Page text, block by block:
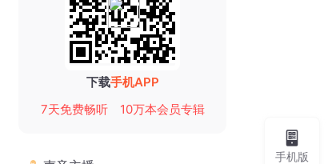
下载手机APP
7天免费畅听
10万本会员专辑
手机版